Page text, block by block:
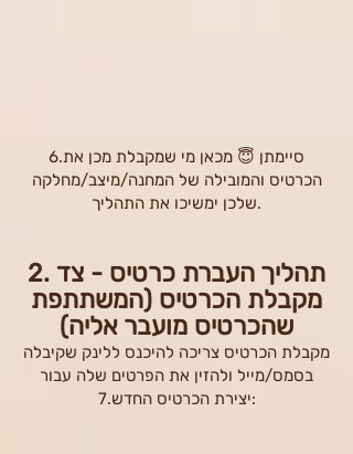
6.סיימתן 😇 מכאן מי שמקבלת מכן את
הכרטיס והמובילה של המחנה/מיצב/מחלקה
שלכן ימשיכו את התהליך.
​2. תהליך העברת כרטיס - צד
מקבלת הכרטיס (המשתתפת
שהכרטיס מועבר אליה)
מקבלת הכרטיס צריכה להיכנס ללינק שקיבלה
בסמס/מייל ולהזין את הפרטים שלה עבור
יצירת הכרטיס החדש.7: